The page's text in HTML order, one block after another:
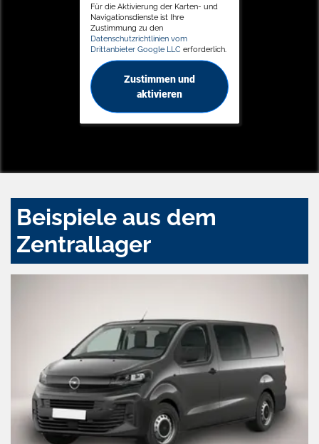
Für die Aktivierung der Karten- und
Navigationsdienste ist Ihre
Zustimmung zu den
Datenschutzrichtlinien vom
Drittanbieter Google LLC erforderlich.
Zustimmen und
aktivieren
Beispiele aus dem
Zentrallager